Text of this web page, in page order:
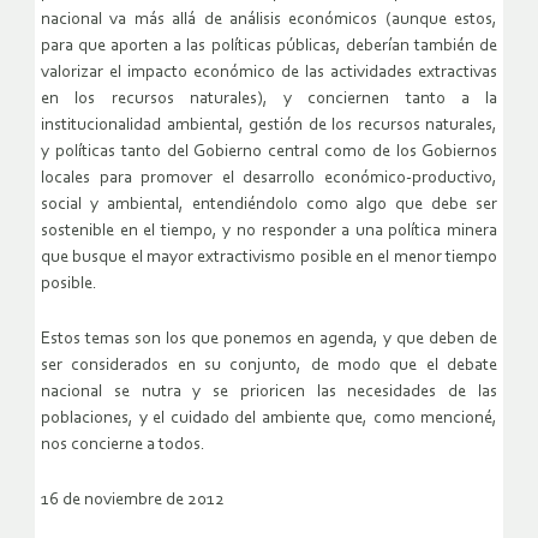
nacional va más allá de análisis económicos (aunque estos,
para que aporten a las políticas públicas, deberían también de
valorizar el impacto económico de las actividades extractivas
en los recursos naturales), y conciernen tanto a la
institucionalidad ambiental, gestión de los recursos naturales,
y políticas tanto del Gobierno central como de los Gobiernos
locales para promover el desarrollo económico-productivo,
social y ambiental, entendiéndolo como algo que debe ser
sostenible en el tiempo, y no responder a una política minera
que busque el mayor extractivismo posible en el menor tiempo
posible.
Estos temas son los que ponemos en agenda, y que deben de
ser considerados en su conjunto, de modo que el debate
nacional se nutra y se prioricen las necesidades de las
poblaciones, y el cuidado del ambiente que, como mencioné,
nos concierne a todos.
16 de noviembre de 2012